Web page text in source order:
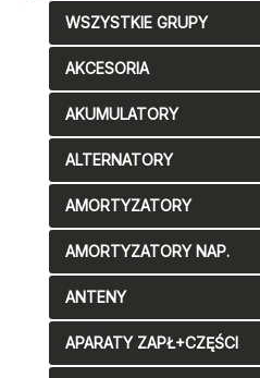
WSZYSTKIE GRUPY
AKCESORIA
AKUMULATORY
ALTERNATORY
AMORTYZATORY
AMORTYZATORY NAP.
ANTENY
APARATY ZAPŁ+CZĘŚCI